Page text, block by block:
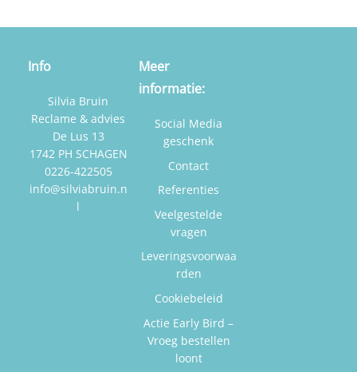
Info
Silvia Bruin
Reclame & advies
De Lus 13
1742 PH SCHAGEN
0226-422505
info@silviabruin.n
l
Meer
informatie:
Social Media
geschenk
Contact
Referenties
Veelgestelde
vragen
Leveringsvoorwaa
rden
Cookiebeleid
Actie Early Bird –
Vroeg bestellen
loont